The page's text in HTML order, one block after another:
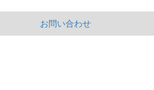
お問い合わせ